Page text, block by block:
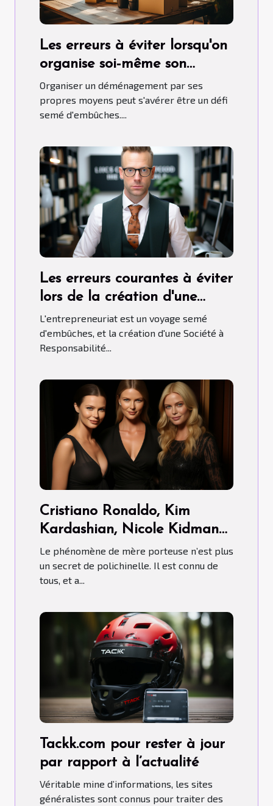
Les erreurs à éviter lorsqu'on
organise soi-même son
déménagement
Organiser un déménagement par ses
propres moyens peut s'avérer être un défi
semé d'embûches....
Les erreurs courantes à éviter
lors de la création d'une
SARL
L'entrepreneuriat est un voyage semé
d'embûches, et la création d'une Société à
Responsabilité...
Cristiano Ronaldo, Kim
Kardashian, Nicole Kidman…
ont-ils fait recours aux Mères
porteuses ?
Le phénomène de mère porteuse n’est plus
un secret de polichinelle. Il est connu de
tous, et a...
Tackk.com pour rester à jour
par rapport à l’actualité
Véritable mine d’informations, les sites
généralistes sont connus pour traiter des